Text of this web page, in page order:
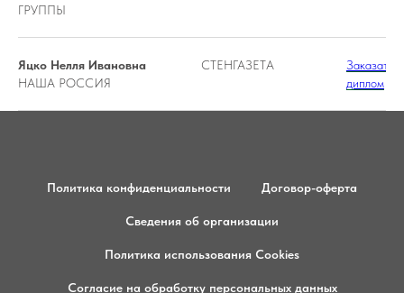
ГРУППЫ
Яцко Нелля Ивановна
НАША РОССИЯ
СТЕНГАЗЕТА
Заказать
диплом
Политика конфиденциальности Договор-оферта
Сведения об организации
Политика использования Cookies
Согласие на обработку персональных данных